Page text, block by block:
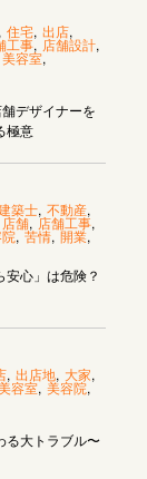
住宅, 出店,
工事, 店舗設計,
美容室,
舗デザイナーを
極意
築士, 不動産,
店舗, 店舗工事,
, 苦情, 開業,
安心」は危険？
, 出店地, 大家,
容室, 美容院,
る大トラブル〜